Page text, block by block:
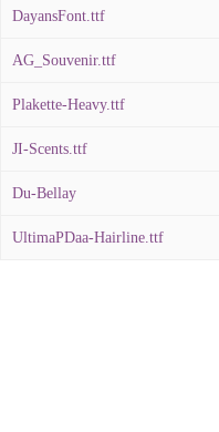
DayansFont.ttf
AG_Souvenir.ttf
Plakette-Heavy.ttf
JI-Scents.ttf
Du-Bellay
UltimaPDaa-Hairline.ttf